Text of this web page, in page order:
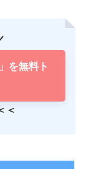
を無料ト
＜